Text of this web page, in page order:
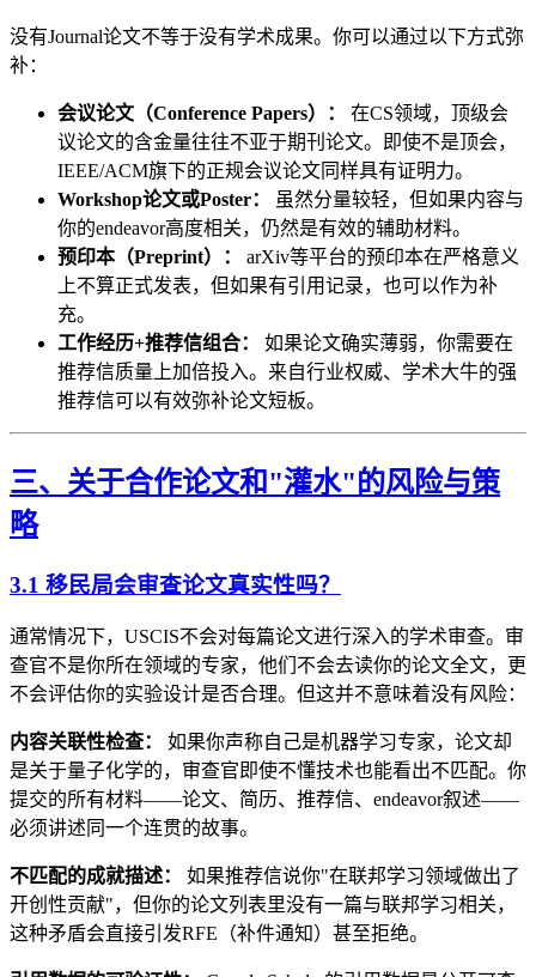
没有Journal论文不等于没有学术成果。你可以通过以下方式弥
补：
会议论文（Conference Papers）：
在CS领域，顶级会
议论文的含金量往往不亚于期刊论文。即使不是顶会，
IEEE/ACM旗下的正规会议论文同样具有证明力。
Workshop论文或Poster：
虽然分量较轻，但如果内容与
你的endeavor高度相关，仍然是有效的辅助材料。
预印本（Preprint）：
arXiv等平台的预印本在严格意义
上不算正式发表，但如果有引用记录，也可以作为补
充。
工作经历+推荐信组合：
如果论文确实薄弱，你需要在
推荐信质量上加倍投入。来自行业权威、学术大牛的强
推荐信可以有效弥补论文短板。
三、关于合作论文和"灌水"的风险与策
略
3.1 移民局会审查论文真实性吗？
通常情况下，USCIS不会对每篇论文进行深入的学术审查。审
查官不是你所在领域的专家，他们不会去读你的论文全文，更
不会评估你的实验设计是否合理。但这并不意味着没有风险：
内容关联性检查：
如果你声称自己是机器学习专家，论文却
是关于量子化学的，审查官即使不懂技术也能看出不匹配。你
提交的所有材料——论文、简历、推荐信、endeavor叙述——
必须讲述同一个连贯的故事。
不匹配的成就描述：
如果推荐信说你"在联邦学习领域做出了
开创性贡献"，但你的论文列表里没有一篇与联邦学习相关，
这种矛盾会直接引发RFE（补件通知）甚至拒绝。